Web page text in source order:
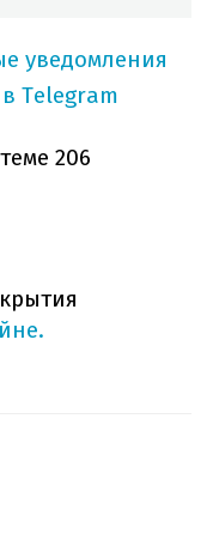
уведомления
Telegram
206